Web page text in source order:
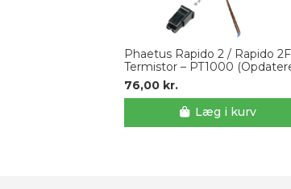
Phaetus Rapido 2 / Rapido 2F
Termistor – PT1000
76,00 kr.
Læg i kurv